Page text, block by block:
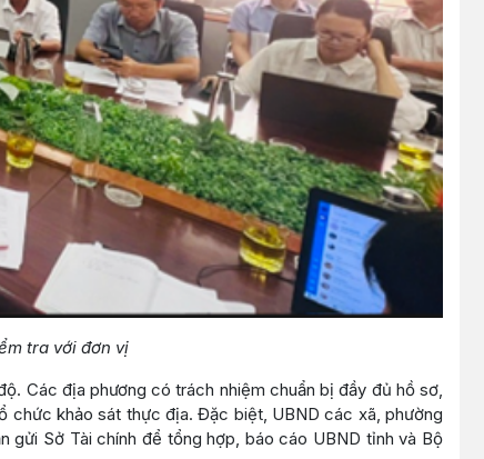
tra với đơn vị
Các địa phương có trách nhiệm chuẩn bị đầy đủ hồ sơ,
chức khảo sát thực địa. Đặc biệt, UBND các xã, phường
gửi Sở Tài chính để tổng hợp, báo cáo UBND tỉnh và Bộ